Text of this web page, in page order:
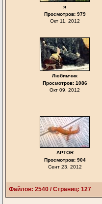
я
Просмотров: 979
Окт 11, 2012
Любимчик
Просмотров: 1086
Окт 09, 2012
APTOR
Просмотров: 904
Сент 23, 2012
Файлов: 2540 / Страниц: 127